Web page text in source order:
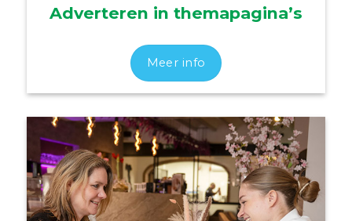
Adverteren in themapagina’s
Meer info